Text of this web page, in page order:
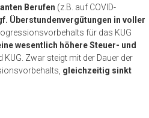
Berufen (z.B. auf COVID-
Überstundenvergütungen in voller
für das KUG
wesentlich höhere Steuer- und
Zwar steigt mit der Dauer der
gleichzeitig sinkt